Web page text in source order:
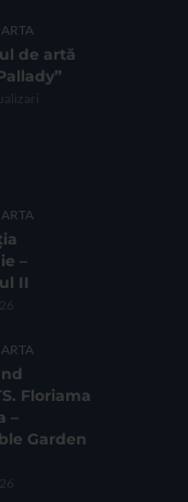
de artă
–
II
Floriama
–
Garden